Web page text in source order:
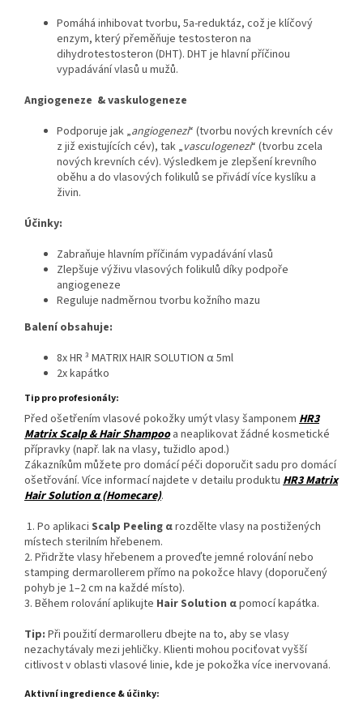
Pomáhá inhibovat tvorbu, 5a-reduktáz, což je klíčový
enzym, který přeměňuje testosteron na
dihydrotestosteron (DHT). DHT je hlavní příčinou
vypadávání vlasů u mužů.
Angiogeneze &vaskulogeneze
Podporuje jak „angiogenezi“ (tvorbu nových krevních cév
z již existujících cév), tak „vasculogenezi“ (tvorbu zcela
nových krevních cév). Výsledkem je zlepšení krevního
oběhu a do vlasových folikulů se přivádí více kyslíku a
živin.
Účinky:
Zabraňuje hlavním příčinám vypadávání vlasů
Zlepšuje výživu vlasových folikulů díky podpoře
angiogeneze
Reguluje nadměrnou tvorbu kožního mazu
Balení obsahuje:
8x HR ³ MATRIX HAIR SOLUTION α 5ml
2x kapátko
Tip pro profesionály:
Před ošetřením vlasové pokožky umýt vlasy šamponem HR3
Matrix Scalp & Hair Shampooa neaplikovat žádné kosmetické
přípravky (např. lak na vlasy, tužidlo apod.)
Zákazníkům můžete pro domácí péči doporučit sadu pro domácí
ošetřování. Více informací najdete v detailu produktu HR3 Matrix
Hair Solution α (Homecare).
1. Po aplikaci Scalp Peeling αrozdělte vlasy na postižených
místech sterilním hřebenem.
2. Přidržte vlasy hřebenem a proveďte jemné rolování nebo
stamping dermarollerem přímo na pokožce hlavy (doporučený
pohyb je 1–2 cm na každé místo).
3. Během rolování aplikujte Hair Solution αpomocí kapátka.
Tip: Při použití dermarolleru dbejte na to, aby se vlasy
nezachytávaly mezi jehličky. Klienti mohou pociťovat vyšší
citlivost v oblasti vlasové linie, kde je pokožka více inervovaná.
Aktivní ingredience & účinky: